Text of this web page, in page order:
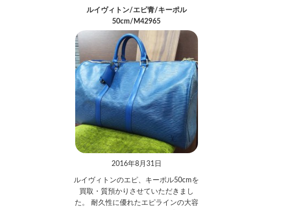
ルイヴィトン/エピ青/キーポル
50cm/M42965
2016年8月31日
ルイヴィトンのエピ、キーポル50cmを
買取・質預かりさせていただきまし
た。 耐久性に優れたエピラインの大容